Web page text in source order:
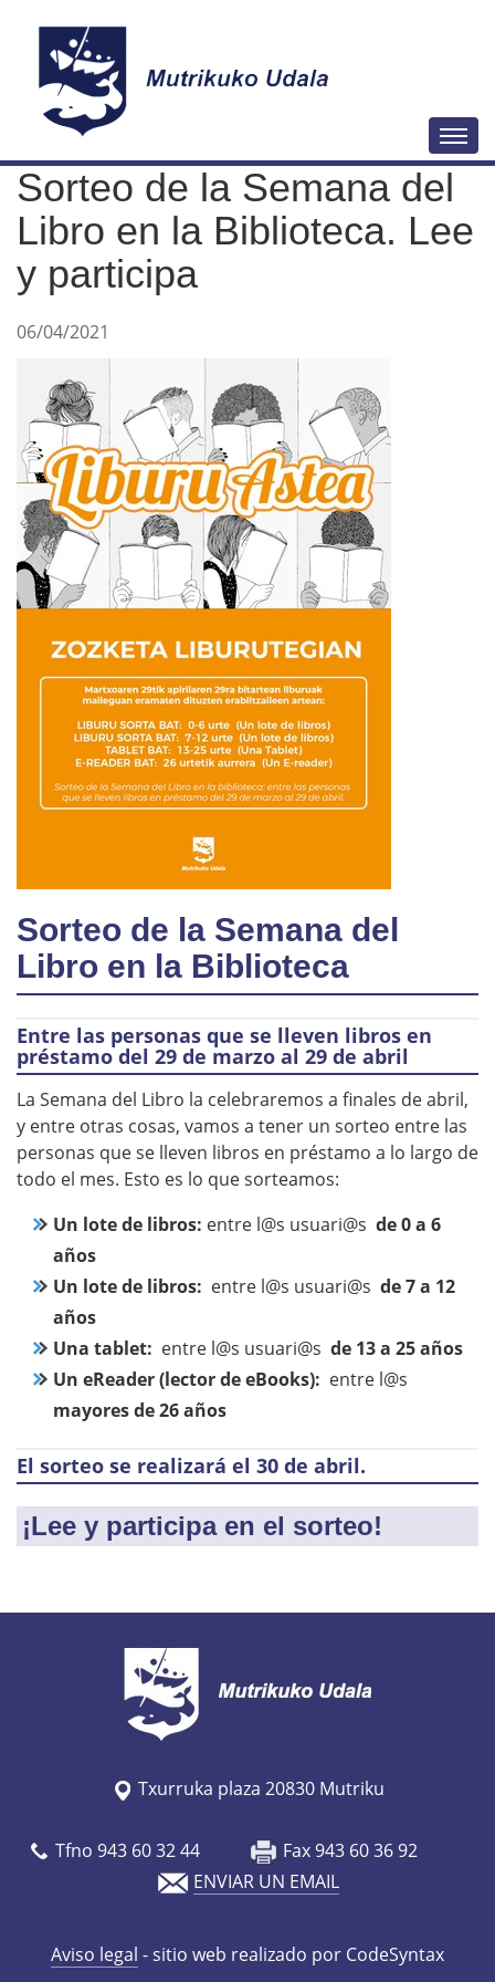
a
Sorteo de la Semana del
Libro en la Biblioteca. Lee
y participa
06/04/2021
Sorteo de la Semana del
Libro en la Biblioteca
Entre las personas que se lleven libros en
préstamo del 29 de marzo al 29 de abril
La Semana del Libro la celebraremos a finales de abril,
y entre otras cosas, vamos a tener un sorteo entre las
personas que se lleven libros en préstamo a lo largo de
todo el mes. Esto es lo que sorteamos:
Un lote de libros: entre l@s usuari@s de0 a 6
años
Un lote de libros: entre l@s usuari@s de7 a 12
años
Una tablet: entre l@s usuari@s de 13 a 25 años
Un eReader (lector de eBooks): entre l@s
mayores de 26 años
El sorteo se realizará el 30 de abril.
¡Lee y participa en el sorteo!
Txurruka plaza 20830 Mutriku
Tfno 943 60 32 44
Fax 943 60 36 92
ENVIAR UN EMAIL
Aviso legal - sitio web realizado por CodeSyntax